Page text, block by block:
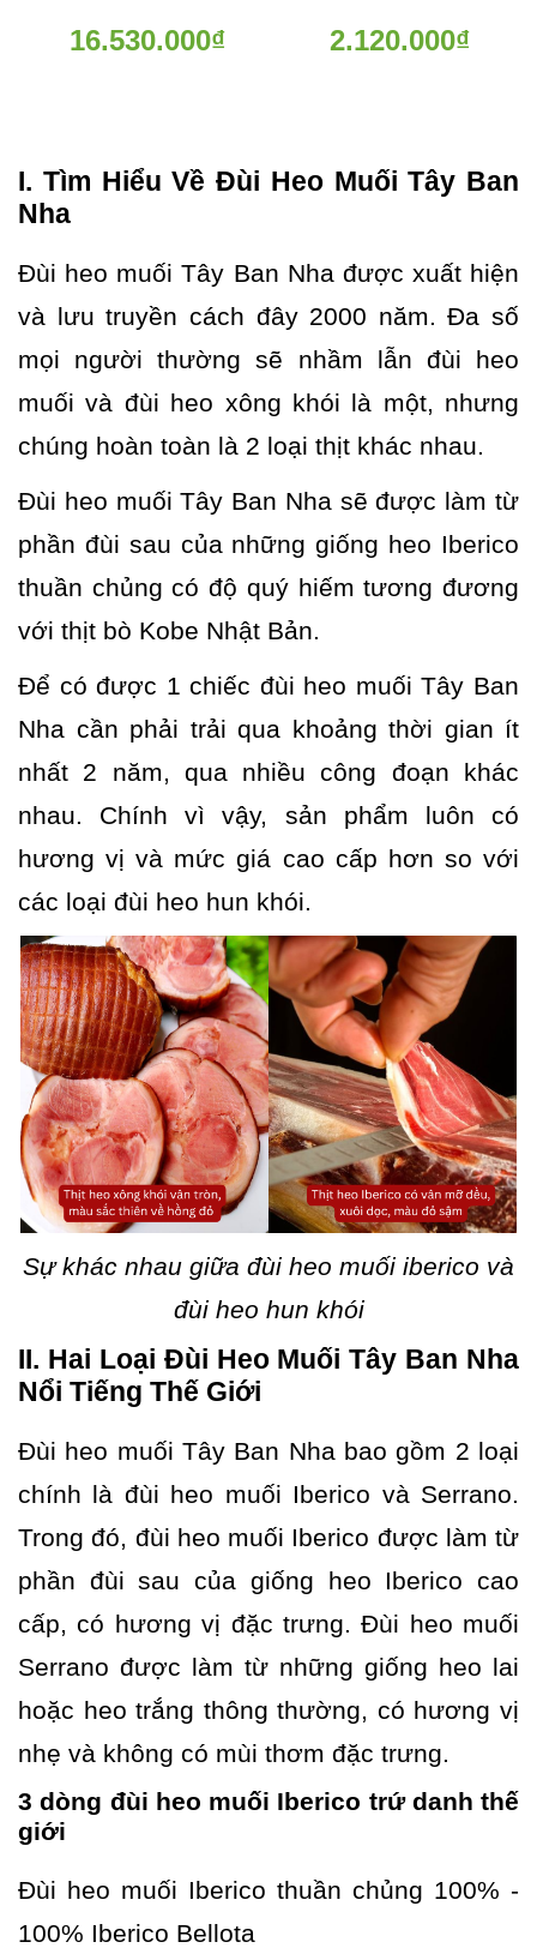
16.530.000₫ 2.120.000₫
I. Tìm Hiểu Về Đùi Heo Muối Tây Ban
Nha
Đùi heo muối Tây Ban Nha được xuất hiện
và lưu truyền cách đây 2000 năm. Đa số
mọi người thường sẽ nhầm lẫn đùi heo
muối và đùi heo xông khói là một, nhưng
chúng hoàn toàn là 2 loại thịt khác nhau.
Đùi heo muối Tây Ban Nha sẽ được làm từ
phần đùi sau của những giống heo Iberico
thuần chủng có độ quý hiếm tương đương
với thịt bò Kobe Nhật Bản.
Để có được 1 chiếc đùi heo muối Tây Ban
Nha cần phải trải qua khoảng thời gian ít
nhất 2 năm, qua nhiều công đoạn khác
nhau. Chính vì vậy, sản phẩm luôn có
hương vị và mức giá cao cấp hơn so với
các loại đùi heo hun khói.
Sự khác nhau giữa đùi heo muối iberico và
đùi heo hun khói
II. Hai Loại Đùi Heo Muối Tây Ban Nha
Nổi Tiếng Thế Giới
Đùi heo muối Tây Ban Nha bao gồm 2 loại
chính là đùi heo muối Iberico và Serrano.
Trong đó, đùi heo muối Iberico được làm từ
phần đùi sau của giống heo Iberico cao
cấp, có hương vị đặc trưng. Đùi heo muối
Serrano được làm từ những giống heo lai
hoặc heo trắng thông thường, có hương vị
nhẹ và không có mùi thơm đặc trưng.
3 dòng đùi heo muối Iberico trứ danh thế
giới
Đùi heo muối Iberico thuần chủng 100% -
100% Iberico Bellota